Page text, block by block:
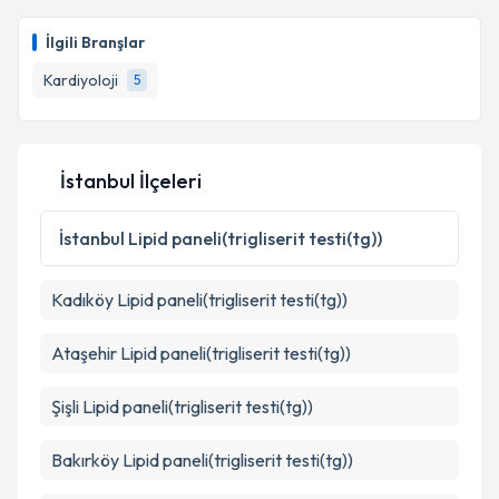
İlgili Branşlar
Kardiyoloji
5
takvim hazırlandığında e-posta ile bilgilendireceğiz.
E-posta Adresiniz
Kişisel verilerimin işlenmesine ilişkinAydınlatma
Metni
'ni okudum ve kişisel verilerimin belirtilen
kapsamda işlenmesini kabul ediyorum.
İstanbul İlçeleri
İstanbul Lipid paneli(trigliserit testi(tg))
Kadıköy Lipid paneli(trigliserit testi(tg))
Ataşehir Lipid paneli(trigliserit testi(tg))
Şişli Lipid paneli(trigliserit testi(tg))
Bakırköy Lipid paneli(trigliserit testi(tg))